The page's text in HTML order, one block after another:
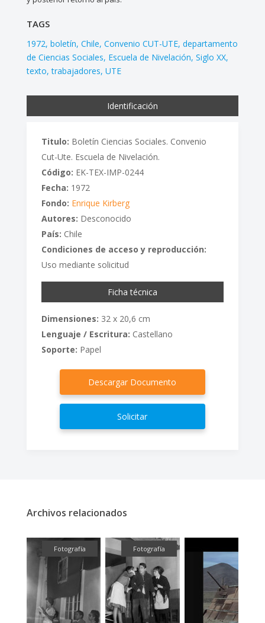
TAGS
1972 boletín Chile Convenio CUT-UTE departamento
de Ciencias Sociales Escuela de Nivelación Siglo XX
texto trabajadores UTE
Identificación
Titulo: Boletín Ciencias Sociales. Convenio
Cut-Ute. Escuela de Nivelación.
Código: EK-TEX-IMP-0244
Fecha: 1972
Fondo: Enrique Kirberg
Autores: Desconocido
País: Chile
Condiciones de acceso y reproducción:
Uso mediante solicitud
Ficha técnica
Dimensiones: 32 x 20,6 cm
Lenguaje / Escritura: Castellano
Soporte: Papel
Descargar Documento
Solicitar
Archivos relacionados
Fotografía Fotografía